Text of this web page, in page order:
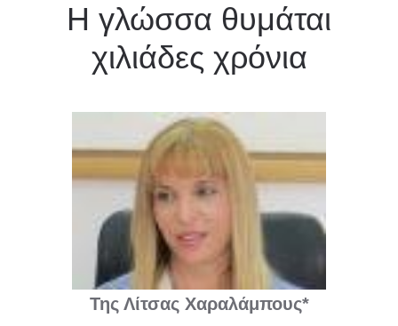
Η γλώσσα θυμάται
χιλιάδες χρόνια
Της Λίτσας Χαραλάμπους*